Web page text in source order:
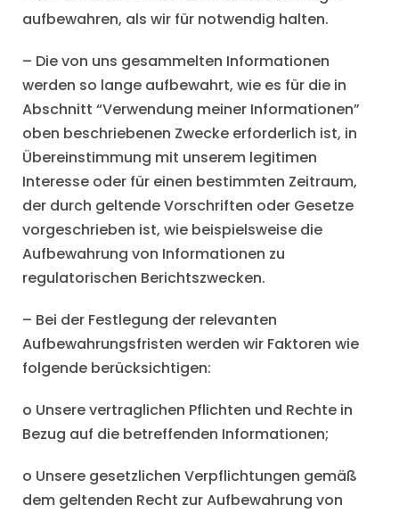
aufbewahren, als wir für notwendig halten.
– Die von uns gesammelten Informationen
werden so lange aufbewahrt, wie es für die in
Abschnitt “Verwendung meiner Informationen”
oben beschriebenen Zwecke erforderlich ist, in
Übereinstimmung mit unserem legitimen
Interesse oder für einen bestimmten Zeitraum,
der durch geltende Vorschriften oder Gesetze
vorgeschrieben ist, wie beispielsweise die
Aufbewahrung von Informationen zu
regulatorischen Berichtszwecken.
– Bei der Festlegung der relevanten
Aufbewahrungsfristen werden wir Faktoren wie
folgende berücksichtigen:
o Unsere vertraglichen Pflichten und Rechte in
Bezug auf die betreffenden Informationen;
o Unsere gesetzlichen Verpflichtungen gemäß
dem geltenden Recht zur Aufbewahrung von